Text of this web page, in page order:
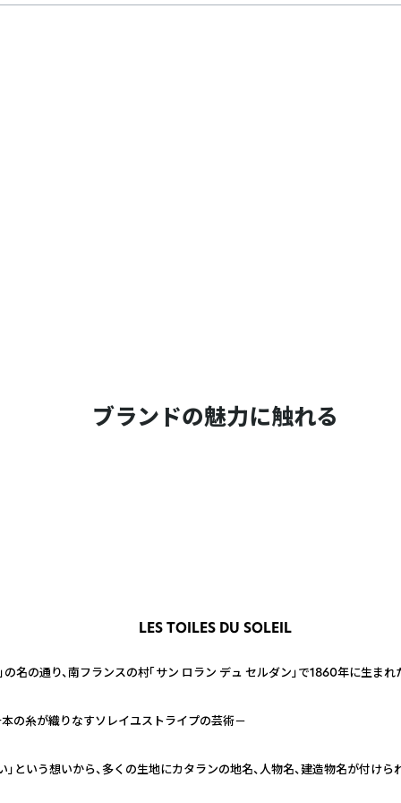
ブランドの魅力に触れる
LES TOILES DU SOLEIL
の名の通り、南フランスの村「サン ロラン デュ セルダン」で1860年に生ま
の糸が織りなすソレイユストライプの芸術－
という想いから、多くの生地にカタランの地名、人物名、建造物名が付け